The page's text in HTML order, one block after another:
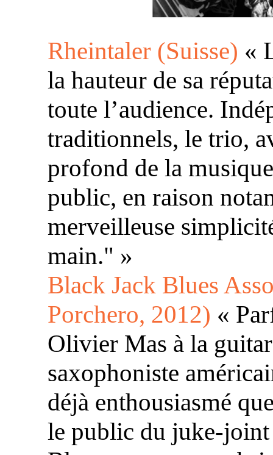
Rheintaler (Suisse) «
la hauteur de sa
toute l’audience.
traditionnels, le trio,
profond de la
public, en raison
merveilleuse
main." »
Black Jack Blues
Porchero, 2012) «
Olivier Mas à la
saxophoniste
déjà enthousiasmé
le public du juke-